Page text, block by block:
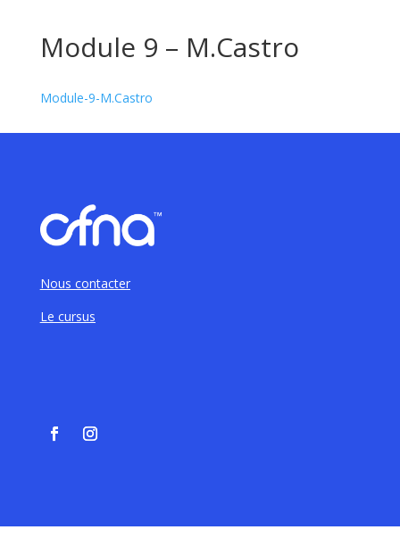
Module 9 – M.Castro
Module-9-M.Castro
Nous contacter
Le cursus